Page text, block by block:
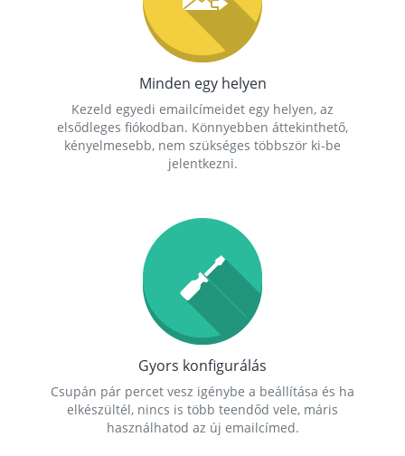
Minden egy helyen
Kezeld egyedi emailcímeidet egy helyen, az
elsődleges fiókodban. Könnyebben áttekinthető,
kényelmesebb, nem szükséges többször ki-be
jelentkezni.
Gyors konfigurálás
Csupán pár percet vesz igénybe a beállítása és ha
elkészültél, nincs is több teendőd vele, máris
használhatod az új emailcímed.